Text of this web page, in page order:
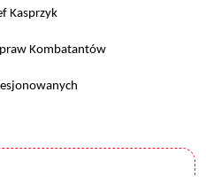
Kasprzyk
Kombatantów